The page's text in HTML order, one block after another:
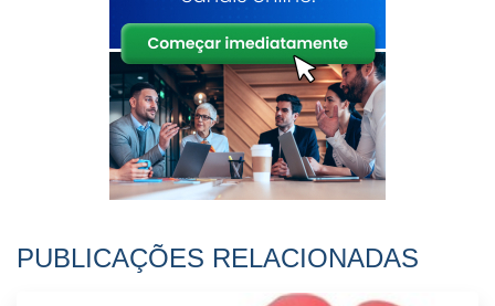
PUBLICAÇÕES RELACIONADAS